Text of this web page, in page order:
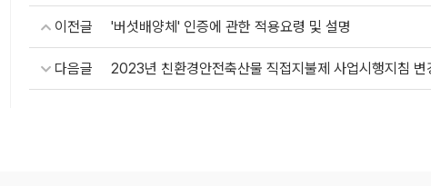
이전글 '버섯배양체' 인증에 관한 적용요령 및 설명
다음글 2023년 친환경안전축산물 직접지불제 사업시행지침 변